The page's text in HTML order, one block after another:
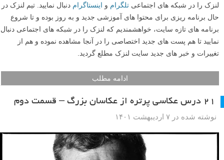
لنزک را در شبکه های اجتماعی تلگرام و اینستاگرام دنبال نمایید. تیم لنزک در
حال برنامه ریزی برای محتوا های آموزشی جدید و به روز بوده و تا شروع
برنامه های تازه سایت، خواهشمندیم که لنزک را در شبکه های اجتماعی دنبال
نمایید تا هم پست های جدید اختصاصی را در آنجا مشاهده نموده و هم از
تغییرات و خبر های جدید سایت لنزک مطلع گردید.
ادامه مطلب
۲۱ درس عکاسی پرتره از عکاسان بزرگ – قسمت دوم
نوشته شده در ۷ اردیبهشت ۱۴۰۱